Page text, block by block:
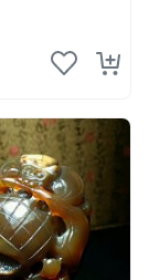
玉髓秀姑玉鳳梨